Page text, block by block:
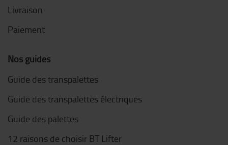
Livraison
Paiement
Nos guides
Guide des transpalettes
Guide des transpalettes électriques
Guide des palettes
12 raisons de choisir BT Lifter